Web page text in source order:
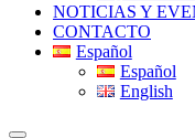
NOTICIAS Y
CONTACTO
Español
Español
English